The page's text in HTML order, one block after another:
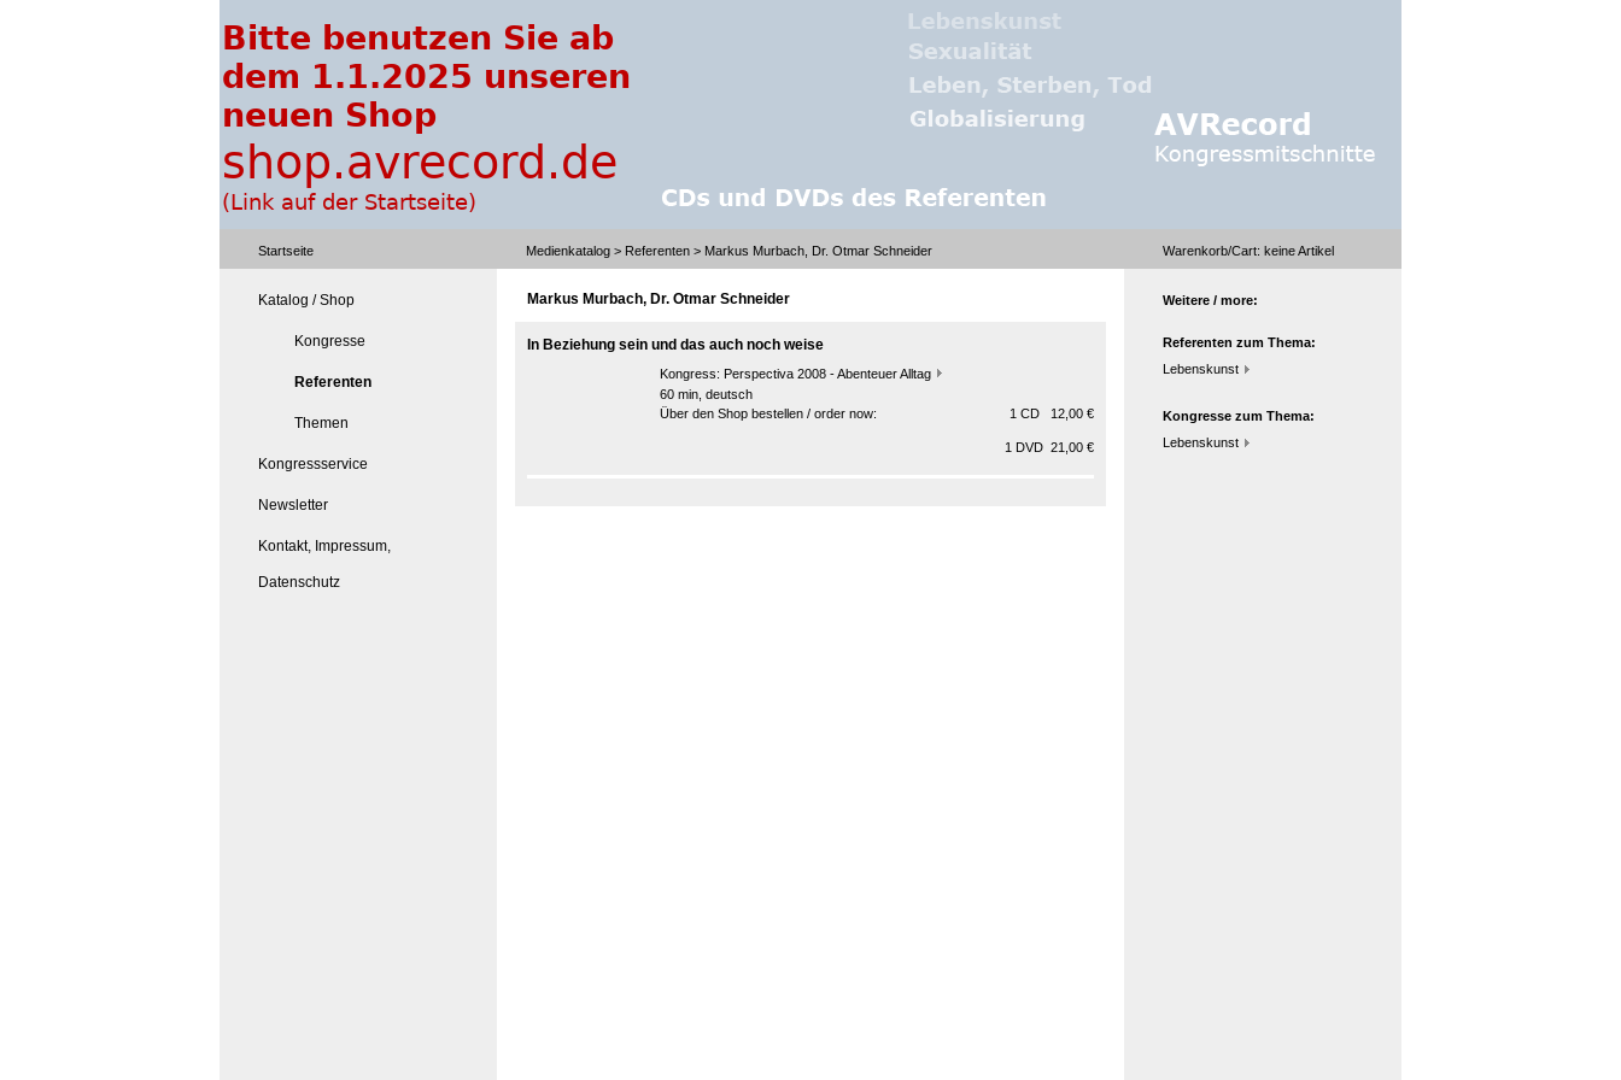
Startseite Medienkatalog > Referenten > Markus Murbach, Dr. Otmar Schneider Warenkorb/Cart: keineArtikel
Katalog / Shop
Kongresse
Referenten
Themen
Kongressservice
Newsletter
Kontakt, Impressum,
Datenschutz
Markus Murbach, Dr. Otmar Schneider
In Beziehung sein und das auch noch weise
Kongress: Perspectiva 2008 - Abenteuer Alltag
60 min, deutsch
Über den Shop bestellen / order now:
1 CD 12,00 €
1 DVD 21,00 €
Weitere / more:
Referenten zum Thema:
Lebenskunst
Kongresse zum Thema:
Lebenskunst